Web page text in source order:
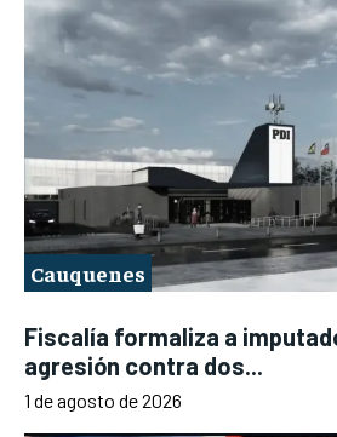
Cauquenes
Fiscalía formaliza a
agresión contra dos...
1 de agosto de 2026